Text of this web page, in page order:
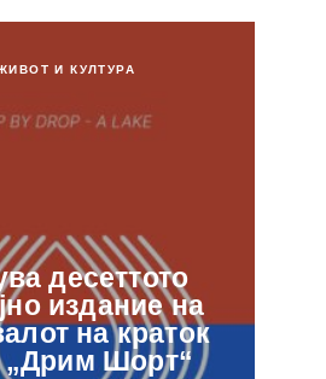
И КУЛТУРА
десеттото
издание на
на краток
Шорт“